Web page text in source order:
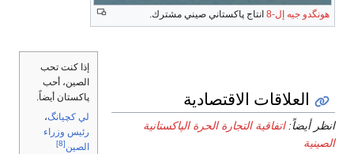
هونگدو جيه إل-8 انتاج پاكستاني صيني مشترك.
إذا كنت تحب
الصين، أحب
پاكستان أيضاً.
لي كچيانگ،
رئيس وزراء
الصين[8]
العلاقات الاقتصادية
انظر أيضاً:اتفاقية التجارة الحرة الپاكستانية
الصينية